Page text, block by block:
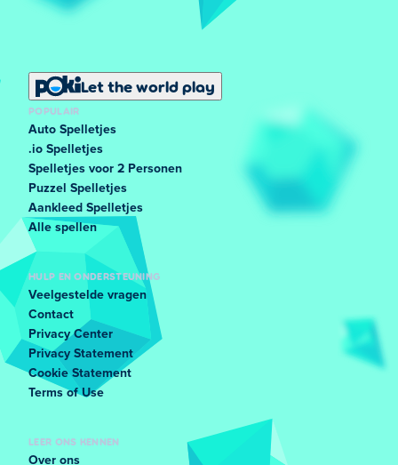
Let the world play
POPULAIR
Auto Spelletjes
.io Spelletjes
Spelletjes voor 2 Personen
Puzzel Spelletjes
Aankleed Spelletjes
Alle spellen
HULP EN ONDERSTEUNING
Veelgestelde vragen
Contact
Privacy Center
Privacy Statement
Cookie Statement
Terms of Use
LEER ONS KENNEN
Over ons